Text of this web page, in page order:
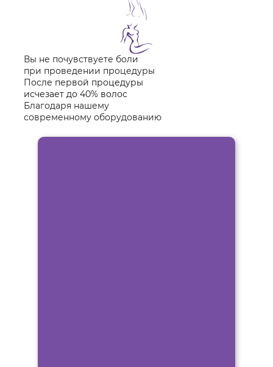
Вы не почувствуете боли
при проведении процедуры
После первой процедуры
исчезает до 40% волос
Благодаря нашему
современному оборудованию